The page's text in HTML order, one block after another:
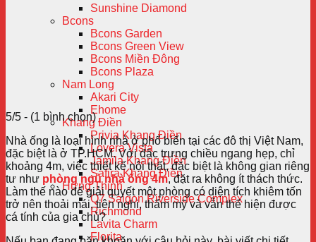
Sunshine Diamond
Bcons
Bcons Garden
Bcons Green View
Bcons Miền Đông
Bcons Plaza
Nam Long
Akari City
Ehome
Khang Điền
Privia Khang Điền
Lovera Vista
Jamila Khang Điền
Safira Khang Điền
Hưng Thịnh
Q7 Saigon Riverside Complex
Richmond
Lavita Charm
Florita
5/5 - (1 bình chọn)
Nhà ống là loại hình nhà ở phổ biến tại các đô thị Việt Nam,
đặc biệt là ở TP.HCM. Với đặc trưng chiều ngang hẹp, chỉ
khoảng 4m, việc thiết kế nội thất, đặc biệt là không gian riêng
tư như phòng ngủ nhà ống 4m, đặt ra không ít thách thức.
Làm thế nào để giải quyết một phòng có diện tích khiêm tốn
trở nên thoải mái, tiện nghi, thẩm mỹ và vẫn thể hiện được
cá tính của gia chủ?